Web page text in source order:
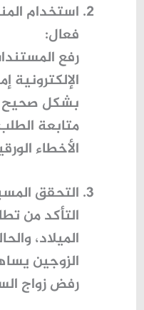
استخدام
فعال:
رفع
الإلكترونية
بشكل صحيح
متابعة
الأخطاء
التحقق
التأكد من
الميلاد،
الزوجين
رفض زواج